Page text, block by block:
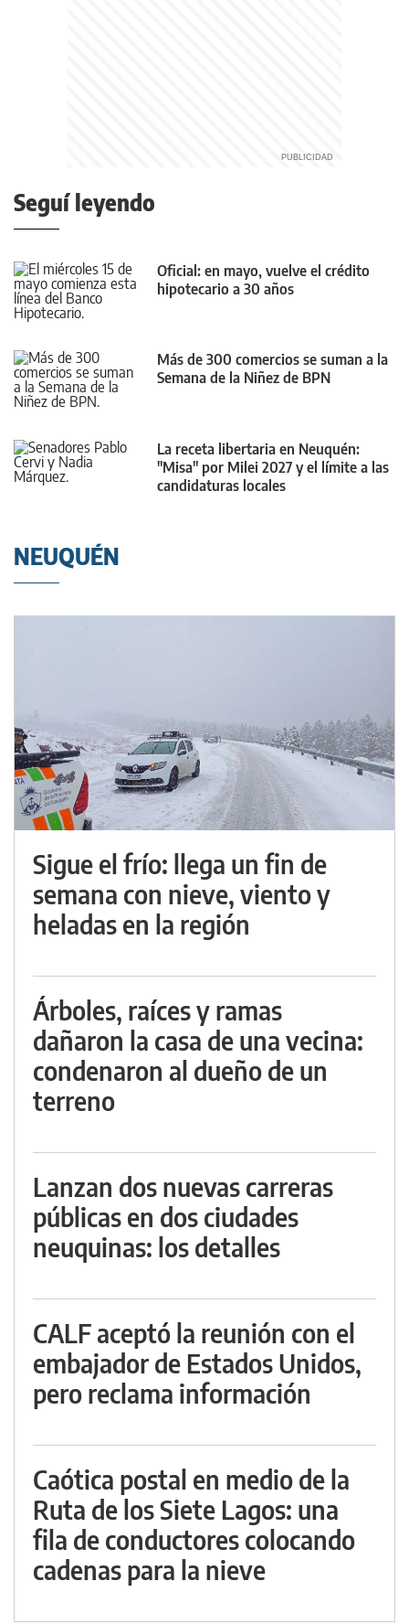
Seguí leyendo
Oficial: en mayo, vuelve el crédito
hipotecario a 30 años
Más de 300 comercios se suman a la
Semana de la Niñez de BPN
La receta libertaria en Neuquén:
"Misa" por Milei 2027 y el límite a las
candidaturas locales
NEUQUÉN
Sigue el frío: llega un fin de
semana con nieve, viento y
heladas en la región
Árboles, raíces y ramas
dañaron la casa de una vecina:
condenaron al dueño de un
terreno
Lanzan dos nuevas carreras
públicas en dos ciudades
neuquinas: los detalles
CALF aceptó la reunión con el
embajador de Estados Unidos,
pero reclama información
Caótica postal en medio de la
Ruta de los Siete Lagos: una
fila de conductores colocando
cadenas para la nieve